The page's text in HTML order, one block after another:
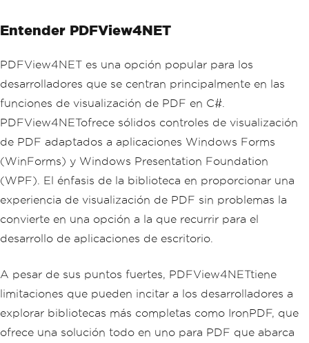
Entender PDFView4NET
PDFView4NET es una opción popular para los
desarrolladores que se centran principalmente en las
funciones de visualización de PDF en C#.
PDFView4NETofrece sólidos controles de visualización
de PDF adaptados a aplicaciones Windows Forms
(WinForms) y Windows Presentation Foundation
(WPF). El énfasis de la biblioteca en proporcionar una
experiencia de visualización de PDF sin problemas la
convierte en una opción a la que recurrir para el
desarrollo de aplicaciones de escritorio.
A pesar de sus puntos fuertes, PDFView4NETtiene
limitaciones que pueden incitar a los desarrolladores a
explorar bibliotecas más completas como IronPDF, que
ofrece una solución todo en uno para PDF que abarca